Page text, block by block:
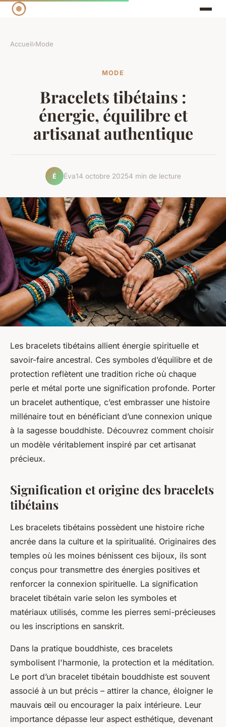
Accueil›Mode
MODE
Bracelets tibétains :
énergie, équilibre et
artisanat authentique
É Éva14 octobre 20254 min de lecture
Les bracelets tibétains allient énergie spirituelle et
savoir-faire ancestral. Ces symboles d’équilibre et de
protection reflètent une tradition riche où chaque
perle et métal porte une signification profonde. Porter
un bracelet authentique, c’est embrasser une histoire
millénaire tout en bénéficiant d’une connexion unique
à la sagesse bouddhiste. Découvrez comment choisir
un modèle véritablement inspiré par cet artisanat
précieux.
Signification et origine des bracelets
tibétains
Les bracelets tibétains possèdent une histoire riche
ancrée dans la culture et la spiritualité. Originaires des
temples où les moines bénissent ces bijoux, ils sont
conçus pour transmettre des énergies positives et
renforcer la connexion spirituelle. La signification
bracelet tibétain varie selon les symboles et
matériaux utilisés, comme les pierres semi-précieuses
ou les inscriptions en sanskrit.
Dans la pratique bouddhiste, ces bracelets
symbolisent l'harmonie, la protection et la méditation.
Le port d’un bracelet tibétain bouddhiste est souvent
associé à un but précis – attirer la chance, éloigner le
mauvais œil ou encourager la paix intérieure. Leur
importance dépasse leur aspect esthétique, devenant